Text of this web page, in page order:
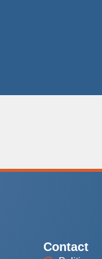
Contact